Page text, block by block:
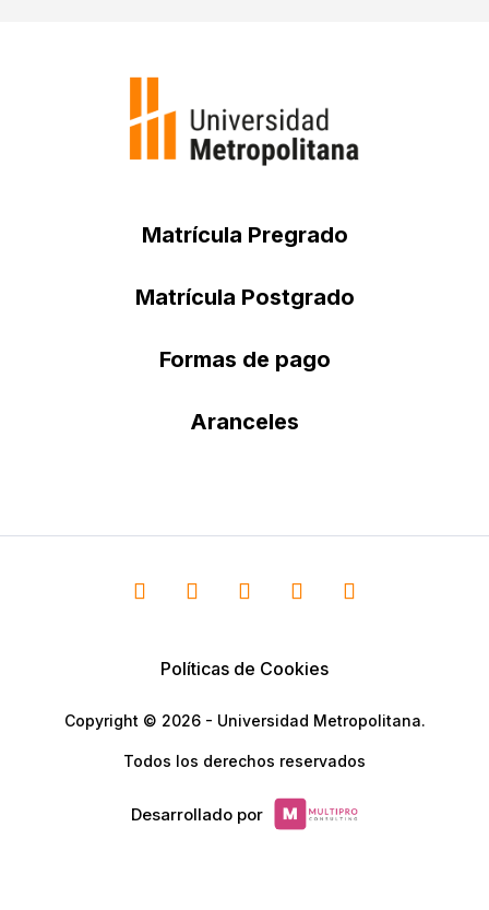
Matrícula Pregrado
Matrícula Postgrado
Formas de pago
Aranceles
Políticas de Cookies
Copyright © 2026 - Universidad Metropolitana.
Todos los derechos reservados
Desarrollado por